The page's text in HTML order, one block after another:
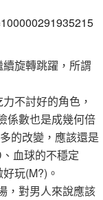
旋轉跳躍，所謂
不討好的角色，
係數也是成幾何倍
的改變，應該還是
血球的不穩定
玩(M?)。
，對男人來說應該